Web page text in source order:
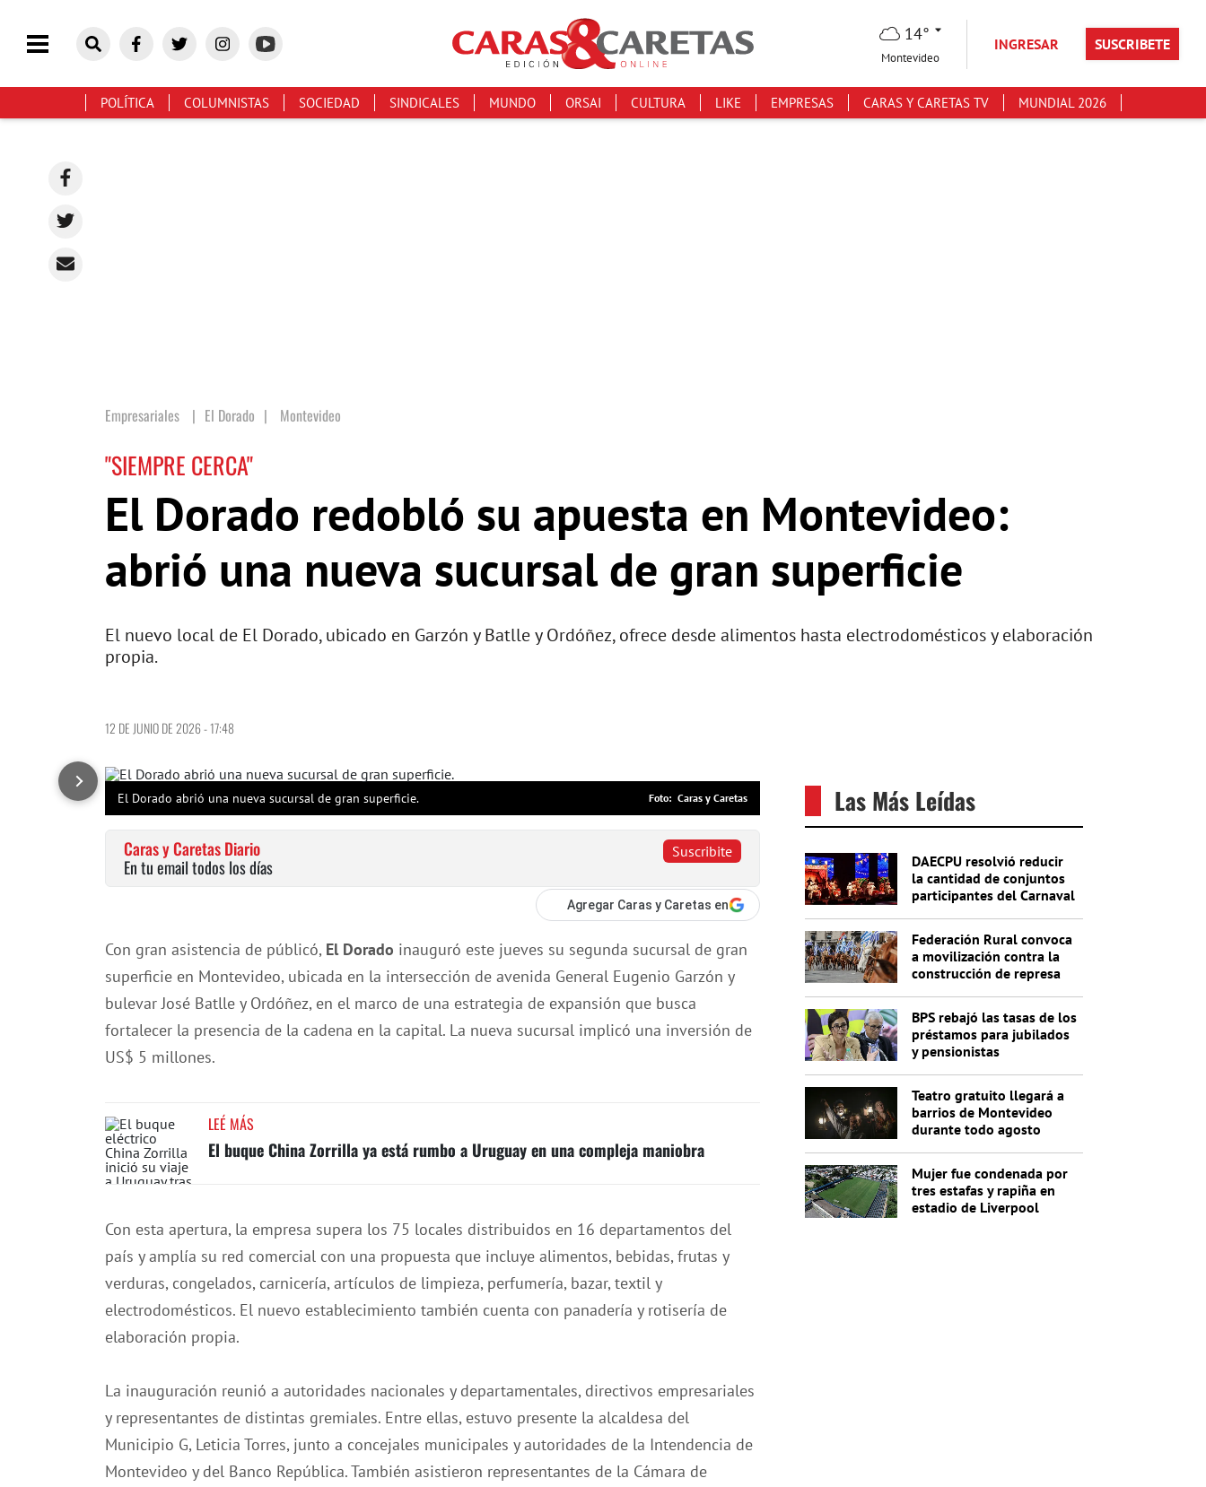
14°
Montevideo
INGRESAR SUSCRIBETE
POLÍTICA COLUMNISTAS SOCIEDAD SINDICALES MUNDO ORSAI CULTURA LIKE EMPRESAS CARAS Y CARETAS TV MUNDIAL 2026
Empresariales El Dorado | Montevideo
"SIEMPRE CERCA"
El Dorado redobló su apuesta en Montevideo:
abrió una nueva sucursal de gran superficie
El nuevo local de El Dorado, ubicado en Garzón y Batlle y Ordóñez, ofrece desde alimentos hasta electrodomésticos y elaboración
propia.
12 DE JUNIO DE 2026 - 17:48
El Dorado abrió una nueva sucursal de gran superficie. Caras y Caretas
Suscribite
Caras y Caretas Diario
En tu email todos los días
Agregar Caras y Caretas en
Con gran asistencia de públicó, El Dorado inauguró este jueves su segunda sucursal de gran
superficie en Montevideo, ubicada en la intersección de avenida General Eugenio Garzón y
bulevar José Batlle y Ordóñez, en el marco de una estrategia de expansión que busca
fortalecer la presencia de la cadena en la capital. La nueva sucursal implicó una inversión de
US$ 5 millones.
LEÉ MÁS
El buque China Zorrilla ya está rumbo a Uruguay en una compleja maniobra
Con esta apertura, la empresa supera los 75 locales distribuidos en 16 departamentos del
país y amplía su red comercial con una propuesta que incluye alimentos, bebidas, frutas y
verduras, congelados, carnicería, artículos de limpieza, perfumería, bazar, textil y
electrodomésticos. El nuevo establecimiento también cuenta con panadería y rotisería de
elaboración propia.
La inauguración reunió a autoridades nacionales y departamentales, directivos empresariales
y representantes de distintas gremiales. Entre ellas, estuvo presente la alcaldesa del
Municipio G, Leticia Torres, junto a concejales municipales y autoridades de la Intendencia de
Montevideo y del Banco República. También asistieron representantes de la Cámara de
Las Más Leídas
DAECPU resolvió reducir
la cantidad de conjuntos
participantes del Carnaval
Federación Rural convoca
a movilización contra la
construcción de represa
BPS rebajó las tasas de los
préstamos para jubilados
y pensionistas
Teatro gratuito llegará a
barrios de Montevideo
durante todo agosto
Mujer fue condenada por
tres estafas y rapiña en
estadio de Liverpool